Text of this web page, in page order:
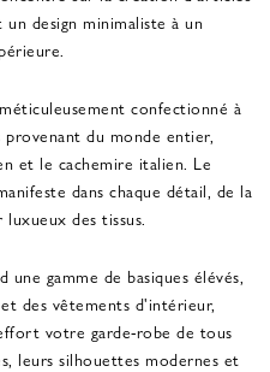
design minimaliste à un
confectionné à
du monde entier,
et le cachemire italien. Le
dans chaque détail, de la
des tissus.
gamme de basiques élévés,
des vêtements d'intérieur,
votre garde-robe de tous
leurs silhouettes modernes et